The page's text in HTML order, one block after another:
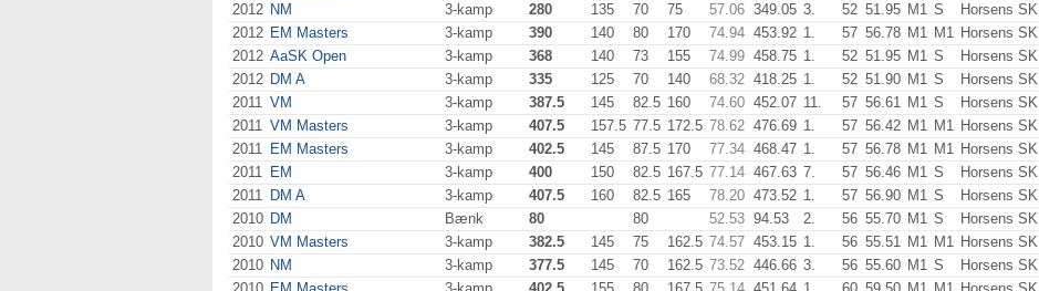
2012 NM 3-kamp 280 135 70 75 57.06 349.05 3. 52 51.95 M1 S
Horsens SK
2012 EM Masters 3-kamp 390 140 80 170 74.94 453.92 1. 57 56.78 M1 M1 Horsens SK
2012 AaSK Open 3-kamp 368 140 73 155 74.99 458.75 1. 52 51.95 M1 S Horsens SK
2012 DM A 3-kamp 335 125 70 140 68.32 418.25 1. 52 51.90 M1 S Horsens SK
2011 VM 3-kamp 387.5 145 82.5 160 74.60 452.07 11. 57 56.61 M1 S
Horsens SK
2011 VM Masters 3-kamp 407.5 157.5 77.5 172.5 78.62 476.69 1. 57 56.42 M1 M1 Horsens SK
2011 EM Masters 3-kamp 402.5 145 87.5 170 77.34 468.47 1. 57 56.78 M1 M1 Horsens SK
2011 EM 3-kamp 400 150 82.5 167.5 77.14 467.63 7. 57 56.46 M1 S Horsens SK
2011 DM A 3-kamp 407.5 160 82.5 165 78.20 473.52 1. 57 56.90 M1 S Horsens SK
2010 DM Bænk 80 80 52.53 94.53 2. 56 55.70 M1 S
Horsens SK
2010 VM Masters 3-kamp 382.5 145 75 162.5 74.57 453.15 1. 56 55.51 M1 M1 Horsens SK
2010 NM 3-kamp 377.5 145 70 162.5 73.52 446.66 3. 56 55.60 M1 S
Horsens SK